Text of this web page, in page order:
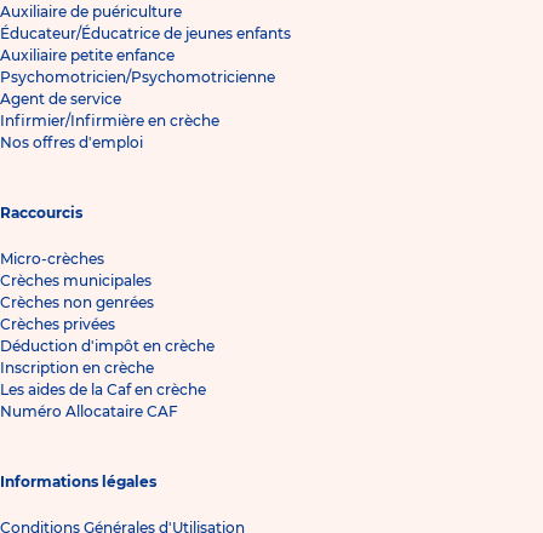
Auxiliaire de puériculture
Éducateur/Éducatrice de jeunes enfants
Auxiliaire petite enfance
Psychomotricien/Psychomotricienne
Agent de service
Infirmier/Infirmière en crèche
Nos offres d'emploi
Raccourcis
Micro-crèches
Crèches municipales
Crèches non genrées
Crèches privées
Déduction d'impôt en crèche
Inscription en crèche
Les aides de la Caf en crèche
Numéro Allocataire CAF
Informations légales
Conditions Générales d'Utilisation